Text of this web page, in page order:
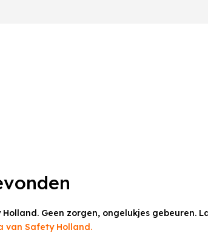
Geen zorgen, ongelukjes gebeuren.
van Safety Holland.